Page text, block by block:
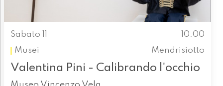
Sabato 11
10.00
Musei
Mendrisiotto
Valentina Pini - Calibrando l'occhio